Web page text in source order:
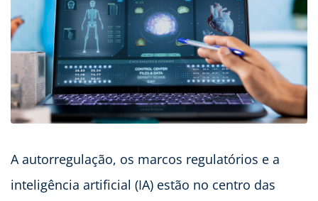
A autorregulação, os marcos regulatórios e a
inteligência artificial (IA) estão no centro das